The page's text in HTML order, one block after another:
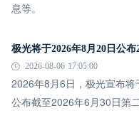
息等。
极光将于2026年8月20日公
2026-08-06 17:05:00
2026年8月6日，极光宣布
公布截至2026年6月30日第